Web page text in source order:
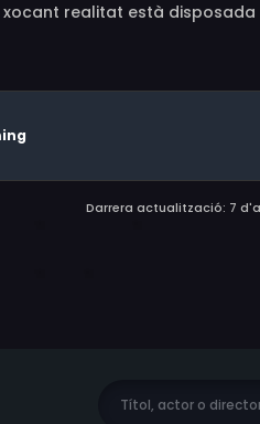
realitat està
la seva memòria. Entre
a destapar la veritable
Darrera actualització: 7